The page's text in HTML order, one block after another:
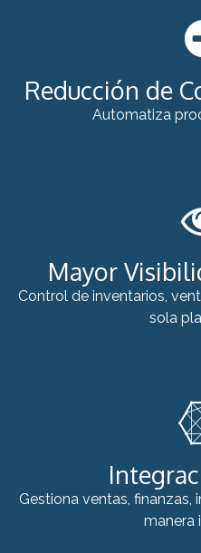
Reducción de
Automatiza
Mayor
Control de inventarios,
sola
Gestiona ventas, finanzas,
manera